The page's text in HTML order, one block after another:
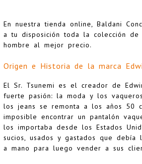
En nuestra tienda online, Baldani
a tu disposición toda la colección de
hombre al mejor precio.
Origen e Historia de la marca
El Sr. Tsunemi es el creador de
fuerte pasión: la moda y los
los jeans se remonta a los años 50
imposible encontrar un pantalón
los importaba desde los Estados
sucios, usados y gastados que debía
a mano para luego vender a sus